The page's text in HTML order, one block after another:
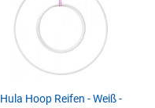
Hula Hoop Reifen - Weiß -